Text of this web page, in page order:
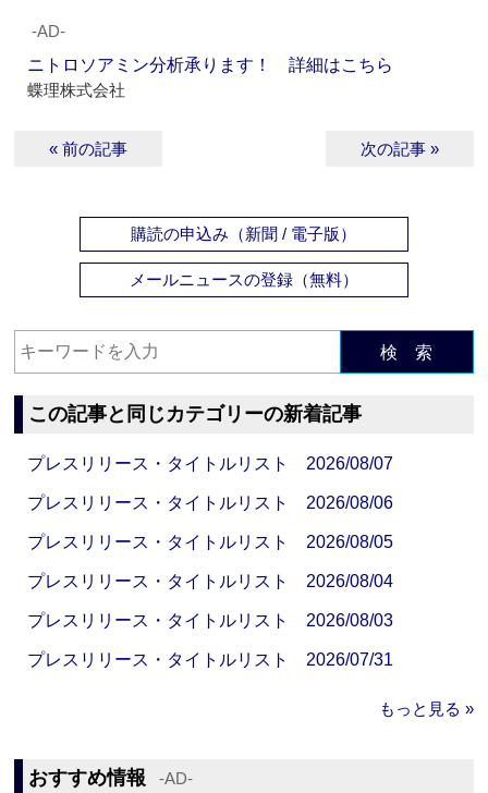
‐AD‐
ニトロソアミン分析承ります！ 詳細はこちら
蝶理株式会社
« 前の記事 次の記事 »
購読の申込み（新聞 / 電子版）
メールニュースの登録（無料）
検 索
この記事と同じカテゴリーの新着記事
プレスリリース・タイトルリスト 2026/08/07
プレスリリース・タイトルリスト 2026/08/06
プレスリリース・タイトルリスト 2026/08/05
プレスリリース・タイトルリスト 2026/08/04
プレスリリース・タイトルリスト 2026/08/03
プレスリリース・タイトルリスト 2026/07/31
もっと見る »
おすすめ情報 ‐AD‐